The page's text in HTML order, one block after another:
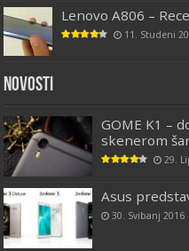
Lenovo A806 –
11. Studeni
Novosti
GOME K1 –
skenerom
29.
Asus
30. Svibanj 2016